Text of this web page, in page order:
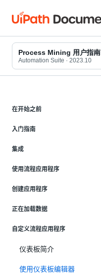
Process Mining 用户指南
Automation Suite · 2023.10
在开始之前
入门指南
集成
使用流程应用程序
创建应用程序
正在加载数据
自定义流程应用程序
仪表板简介
使用仪表板编辑器